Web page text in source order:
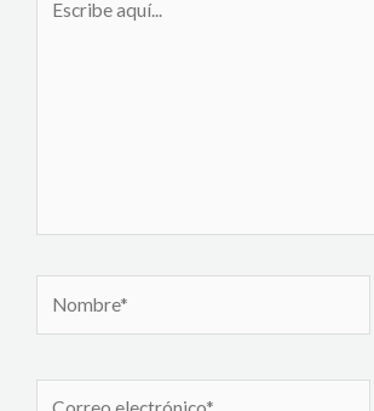
aquí...